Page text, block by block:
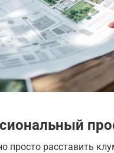
просто расставить